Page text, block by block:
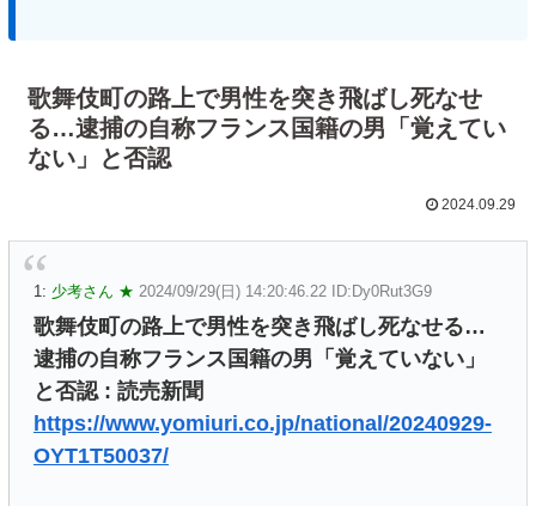
歌舞伎町の路上で男性を突き飛ばし死なせ
る…逮捕の自称フランス国籍の男「覚えてい
ない」と否認
2024.09.29
1: 少考さん ★ 2024/09/29(日) 14:20:46.22 ID:Dy0Rut3G9
歌舞伎町の路上で男性を突き飛ばし死なせる…
逮捕の自称フランス国籍の男「覚えていない」
と否認 : 読売新聞
https://www.yomiuri.co.jp/national/20240929-
OYT1T50037/